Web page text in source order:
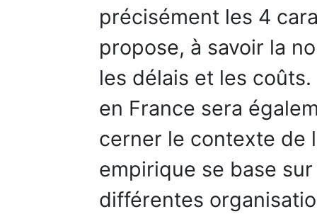
précisément les 4
propose, à savoir la
les délais et les
en France sera
cerner le contexte de
empirique se base
différentes